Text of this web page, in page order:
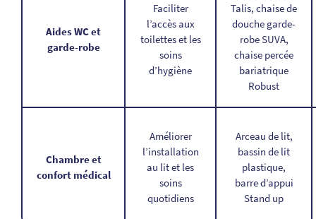
Aides WC et
garde-robe
Faciliter
l’accès aux
toilettes et les
soins
d’hygiène
Talis, chaise de
douche garde-
robe SUVA,
chaise percée
bariatrique
Robust
Chambre et
confort médical
Améliorer
l’installation
au lit et les
soins
quotidiens
Arceau de lit,
bassin de lit
plastique,
barre d’appui
Stand up